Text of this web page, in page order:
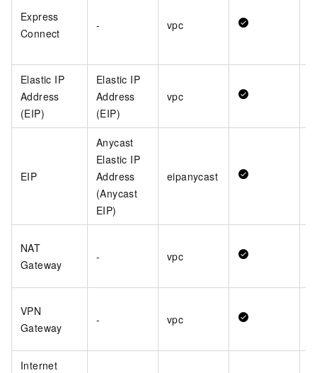
Express
Connect
- vpc
Elastic IP
Address
(EIP)
Elastic IP
Address
(EIP)
vpc
EIP
Anycast
Elastic IP
Address
(Anycast
EIP)
eipanycast
NAT
Gateway
- vpc
VPN
Gateway
- vpc
Internet